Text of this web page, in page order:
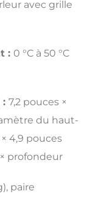
avec grille
: 0 °C à 50 °C
: 7,2 pouces ×
du haut-
4,9 pouces
profondeur
paire